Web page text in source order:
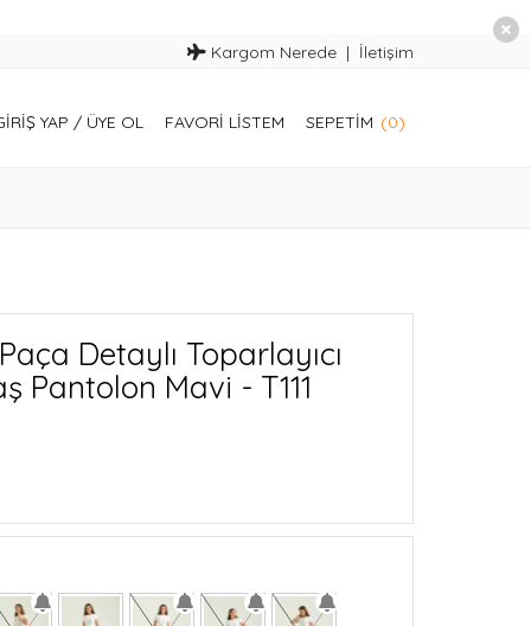
Kargom Nerede İletişim
YAP / ÜYE OL FAVORI LISTEM SEPETIM (0)
Detaylı Toparlayıcı
Pantolon Mavi - T111